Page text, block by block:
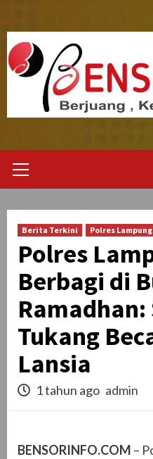
content
Menu
Berita Terkini Polres
Polres
Berbagi di
Tukang
Lansia
1 tahun ago admin
BENSORINFO.COM –